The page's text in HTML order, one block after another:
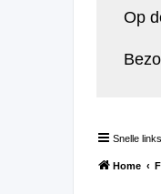
Op
Snelle links
Home